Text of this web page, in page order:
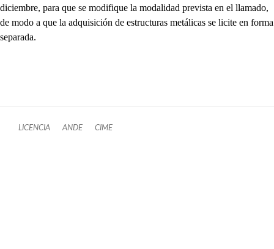
diciembre, para que se modifique la modalidad prevista en el llamado,
de modo a que la adquisición de estructuras metálicas se licite en forma
separada.
LICENCIA ANDE CIME